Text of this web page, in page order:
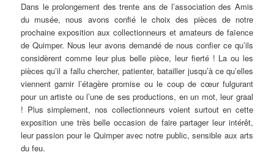
Dans le prolongement des trente ans de l’association des Amis
du musée, nous avons confié le choix des pièces de notre
prochaine exposition aux collectionneurs et amateurs de faïence
de Quimper. Nous leur avons demandé de nous confier ce qu’ils
considèrent comme leur plus belle pièce, leur fierté ! La ou les
pièces qu’il a fallu chercher, patienter, batailler jusqu’à ce qu’elles
viennent garnir l’étagère promise ou le coup de cœur fulgurant
pour un artiste ou l’une de ses productions, en un mot, leur graal
! Plus simplement, nos collectionneurs voient surtout en cette
exposition une très belle occasion de faire partager leur intérêt,
leur passion pour le Quimper avec notre public, sensible aux arts
du feu.